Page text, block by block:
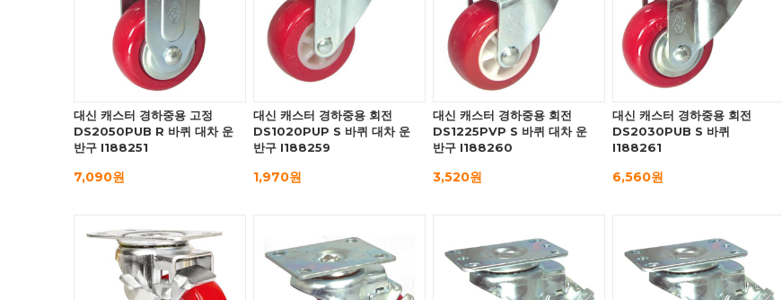
대신 캐스터 경하중용 고정
DS2050PUB R 바퀴 대차 운
반구 I188251
7,090원
대신 캐스터 경하중용 회전
DS1020PUP S 바퀴 대차 운
반구 I188259
1,970원
대신 캐스터 경하중용 회전
DS1225PVP S 바퀴 대차 운
반구 I188260
3,520원
대신 캐스터 경하중용 회전
DS2030PUB S 바퀴
I188261
6,560원